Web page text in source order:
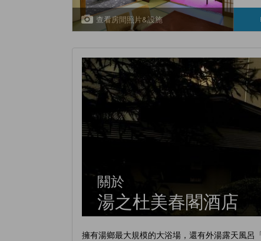
查看房間照片&設施
關於
湯之杜美春閣酒店
擁有湯鄉最大規模的大浴場，還有外湯露天風呂